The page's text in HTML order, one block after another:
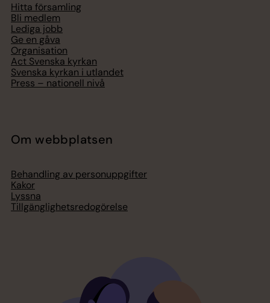
Hitta församling
Bli medlem
Lediga jobb
Ge en gåva
Organisation
Act Svenska kyrkan
Svenska kyrkan i utlandet
Press – nationell nivå
Om webbplatsen
Behandling av personuppgifter
Kakor
Lyssna
Tillgänglighetsredogörelse